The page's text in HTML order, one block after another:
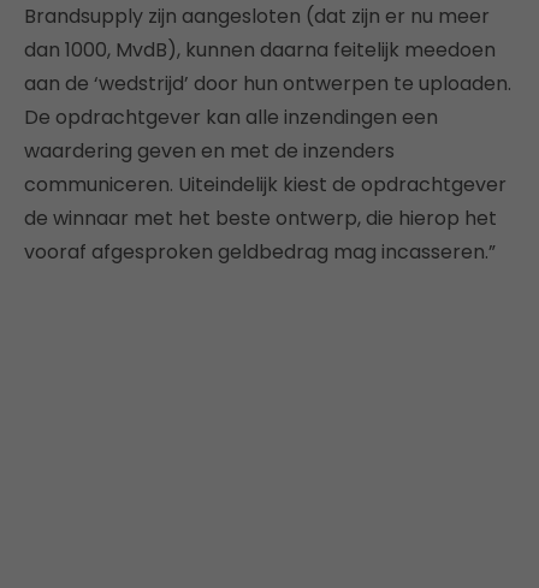
Brandsupply zijn aangesloten (dat zijn er nu meer
dan 1000, MvdB), kunnen daarna feitelijk meedoen
aan de ‘wedstrijd’ door hun ontwerpen te uploaden.
De opdrachtgever kan alle inzendingen een
waardering geven en met de inzenders
communiceren. Uiteindelijk kiest de opdrachtgever
de winnaar met het beste ontwerp, die hierop het
vooraf afgesproken geldbedrag mag incasseren.”